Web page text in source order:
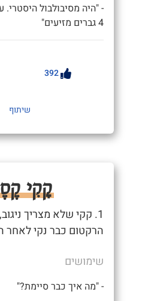
- "היה מסיבולבול היסטרי.
4 גברים מזיעים"
392
שיתוף
קָקִי
1. קקי שלא מצריך
הרקטום כבר נקי
שימושים
- "מה איך כבר סיימת?"